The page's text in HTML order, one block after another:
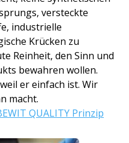
versteckte
industrielle
Krücken zu
Reinheit, den Sinn und
bewahren wollen.
er einfach ist. Wir
macht.
QUALITY Prinzip